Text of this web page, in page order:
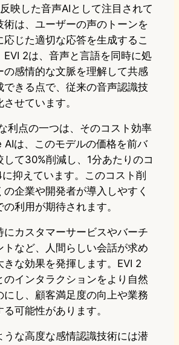
映した音声AIとして注目されて
術は、ユーザーの声のトーンを
応じた適切な応答を生成するこ
EVI 2は、音声と言語を同時に処
の感情的な文脈を理解して共感
できる点で、従来の音声認識技
せています。
利点の一つは、そのコスト効率
AIは、このモデルの価格を前バ
して30%削減し、1分あたりのコ
抑えています。このコスト削
企業や開発者が導入しやすく
利用が期待されます。
にカスタマーサービスやバーチ
トなど、人間らしい会話が求め
きな効果を発揮します。EVI 2
のインタラクションをより自然
にし、顧客満足度の向上や業務
可能性があります。
うな高度な感情認識技術には潜